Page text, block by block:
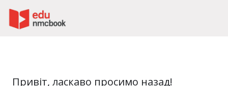
Привіт, ласкаво просимо назад!